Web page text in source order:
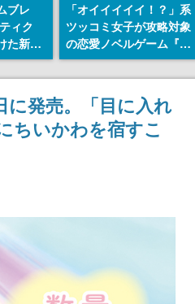
ブレ
ィク
た新作
売
、
向
「オイイイイイ！？」系
ツッコミ女子が攻略対象
の恋愛ノベルゲーム『美
術部カノジョ』Steamス
トアページが公開。「お
前らーそろそろ自重しろ
ー？＾＾」暗黒微笑の夢
女子や、萌え声不思議ち
に発売。「目に入れ
ちいかわを宿すこ